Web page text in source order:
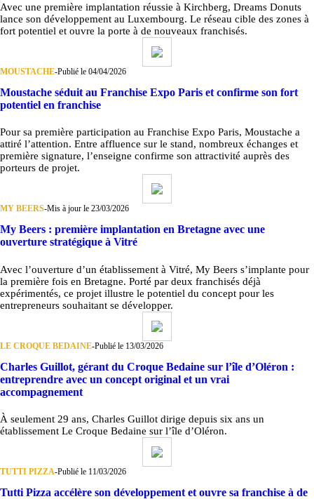
Avec une première implantation réussie à Kirchberg, Dreams Donuts
lance son développement au Luxembourg. Le réseau cible des zones à
fort potentiel et ouvre la porte à de nouveaux franchisés.
MOUSTACHE-Publié le 04/04/2026
Moustache séduit au Franchise Expo Paris et confirme son fort
potentiel en franchise
Pour sa première participation au Franchise Expo Paris, Moustache a
attiré l’attention. Entre affluence sur le stand, nombreux échanges et
première signature, l’enseigne confirme son attractivité auprès des
porteurs de projet.
MY BEERS-Mis à jour le 23/03/2026
My Beers : première implantation en Bretagne avec une
ouverture stratégique à Vitré
Avec l’ouverture d’un établissement à Vitré, My Beers s’implante pour
la première fois en Bretagne. Porté par deux franchisés déjà
expérimentés, ce projet illustre le potentiel du concept pour les
entrepreneurs souhaitant se développer.
LE CROQUE BEDAINE-Publié le 13/03/2026
Charles Guillot, gérant du Croque Bedaine sur l’île d’Oléron :
entreprendre avec un concept original et un vrai
accompagnement
À seulement 29 ans, Charles Guillot dirige depuis six ans un
établissement Le Croque Bedaine sur l’île d’Oléron.
TUTTI PIZZA-Publié le 11/03/2026
Tutti Pizza accélère son développement et ouvre sa franchise à de